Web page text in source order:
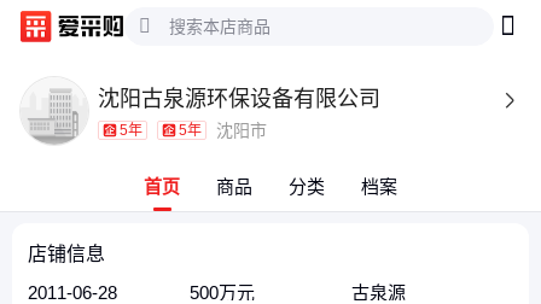
沈阳古泉源环保设备有限公司 
5年 5年 沈阳市
首页 商品 分类 档案
店铺信息
2011-06-28
500万元 古泉源